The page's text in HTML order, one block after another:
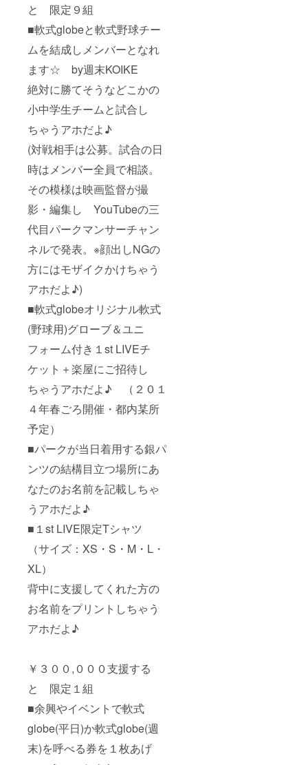
と 限定９組
■軟式globeと軟式野球チー
ムを結成しメンバーとなれ
ます☆ by週末KOIKE
絶対に勝てそうなどこかの
小中学生チームと試合し
ちゃうアホだよ♪
(対戦相手は公募。試合の日
時はメンバー全員で相談。
その模様は映画監督が撮
影・編集し YouTubeの三
代目パークマンサーチャン
ネルで発表。※顔出しNGの
方にはモザイクかけちゃう
アホだよ♪)
■軟式globeオリジナル軟式
(野球用)グローブ＆ユニ
フォーム付き１st LIVEチ
ケット＋楽屋にご招待し
ちゃうアホだよ♪ （２０１
４年春ごろ開催・都内某所
予定）
■パークが当日着用する銀パ
ンツの結構目立つ場所にあ
なたのお名前を記載しちゃ
うアホだよ♪
■１st LIVE限定Tシャツ
（サイズ：XS・S・M・L・
XL）
背中に支援してくれた方の
お名前をプリントしちゃう
アホだよ♪
￥３００,０００支援する
と 限定１組
■余興やイベントで軟式
globe(平日)か軟式globe(週
末)を呼べる券を１枚あげ